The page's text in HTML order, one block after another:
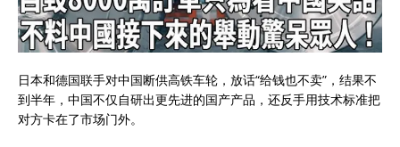
日本和德国联手对中国断供高铁车轮，放话“给钱也不卖”，结果不
到半年，中国不仅自研出更先进的国产产品，还反手用技术标准把
对方卡在了市场门外。